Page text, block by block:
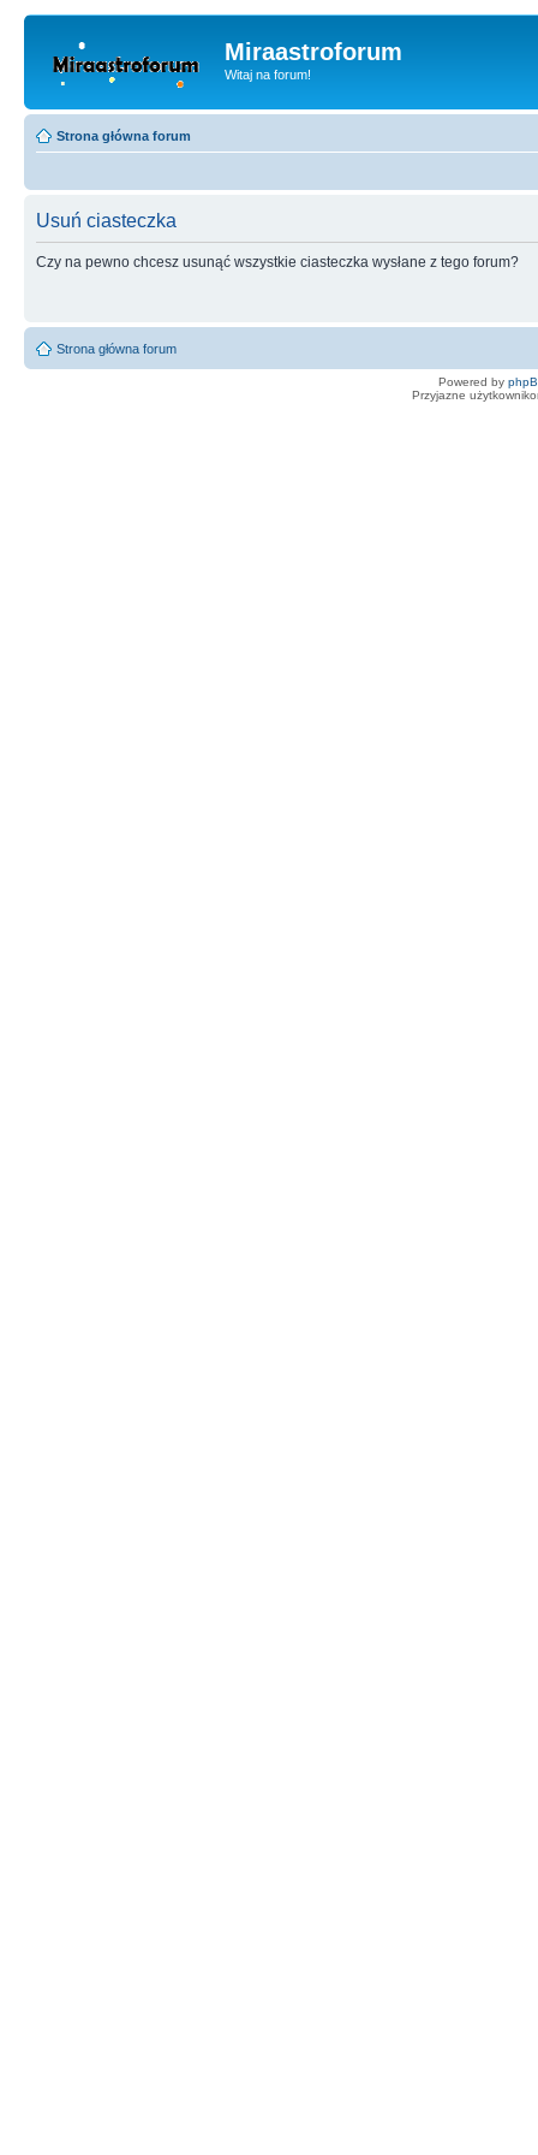
Miraastroforum
Witaj na forum!
Strona główna forum
Usuń ciasteczka
Czy na pewno chcesz usunąć wszystkie ciasteczka wysłane z tego forum?
Strona główna forum
Powered by
Przyjazne